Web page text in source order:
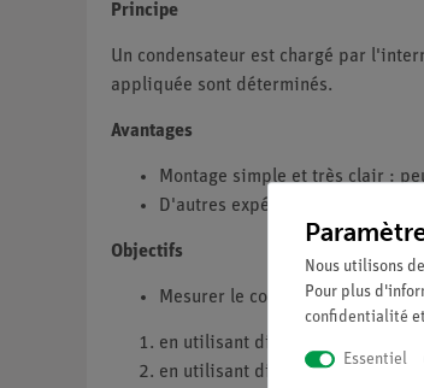
Principe
Un condensateur est chargé par
appliquée sont déterminés.
Avantages
Montage simple et très clair :
D'autres expériences en
Objectifs
Mesurer le courant de charge
en utilisant différentes valeurs
en utilisant différentes valeurs
Nous utilisons
Pour plus
confidentialité
Essentiel